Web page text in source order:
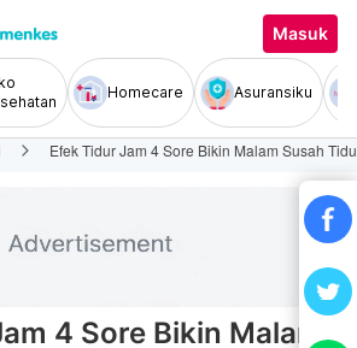
Masuk
Homecare Asuransiku
Efek Tidur Jam 4 Sore Bikin Malam Susah
4 Sore Bikin Malam